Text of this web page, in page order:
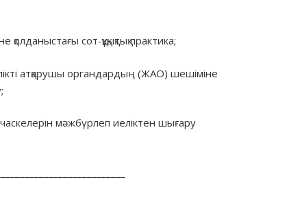
сот-құқықтық практика;
атқарушы органдардың (ЖАО) шешіміне
мәжбүрлеп иеліктен шығару